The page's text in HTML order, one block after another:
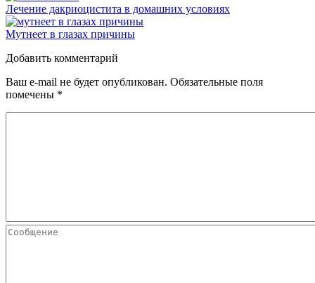
Лечение дакриоцистита в домашних условиях
Мутнеет в глазах причины
Добавить комментарий
Ваш e-mail не будет опубликован. Обязательные поля
помечены *